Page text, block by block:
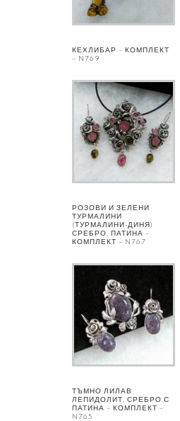
КЕХЛИБАР – КОМПЛЕКТ
– N769
РОЗОВИ И ЗЕЛЕНИ
ТУРМАЛИНИ
(ТУРМАЛИНИ-ДИНЯ)
СРЕБРО, ПАТИНА –
КОМПЛЕКТ – N767
ТЪМНО ЛИЛАВ
ЛЕПИДОЛИТ, СРЕБРО С
ПАТИНА – КОМПЛЕКТ –
N765